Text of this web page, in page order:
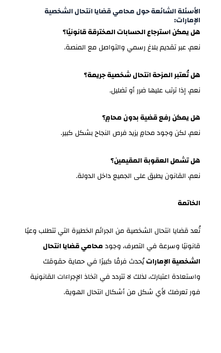
الأسئلة الشائعة حول محامي قضايا انتحال الشخصية
الإمارات:
هل يمكن استرجاع الحسابات المخترقة قانونيًا؟
نعم، عبر تقديم بلاغ رسمي والتواصل مع المنصة.
هل تُعتبر المزحة انتحال شخصية جريمة؟
نعم، إذا ترتب عليها ضرر أو تضليل.
هل يمكن رفع قضية بدون محامٍ؟
نعم، لكن وجود محامٍ يزيد فرص النجاح بشكل كبير.
هل تشمل العقوبة المقيمين؟
نعم، القانون يطبق على الجميع داخل الدولة.
الخاتمة
تُعد قضايا انتحال الشخصية من الجرائم الخطيرة التي تتطلب وعيًا
قانونيًا وسرعة في التصرف، وجودمحامي قضايا انتحال
الشخصية الإماراتيُحدث فرقًا كبيرًا في حماية حقوقك
واستعادة اعتبارك، لذلك لا تتردد في اتخاذ الإجراءات القانونية
فور تعرضك لأي شكل من أشكال انتحال الهوية.